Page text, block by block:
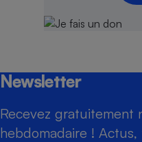
Newsletter
Recevez gratuitement
hebdomadaire !